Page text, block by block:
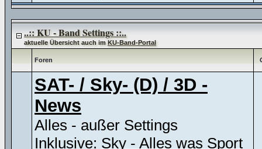
..:: KU - Band Settings ::..
aktuelle Übersicht auch imKU-Band-Portal
Foren
SAT- / Sky- (D) / 3D -
News
Alles - außer Settings
Inklusive: Sky - Alles was Sport